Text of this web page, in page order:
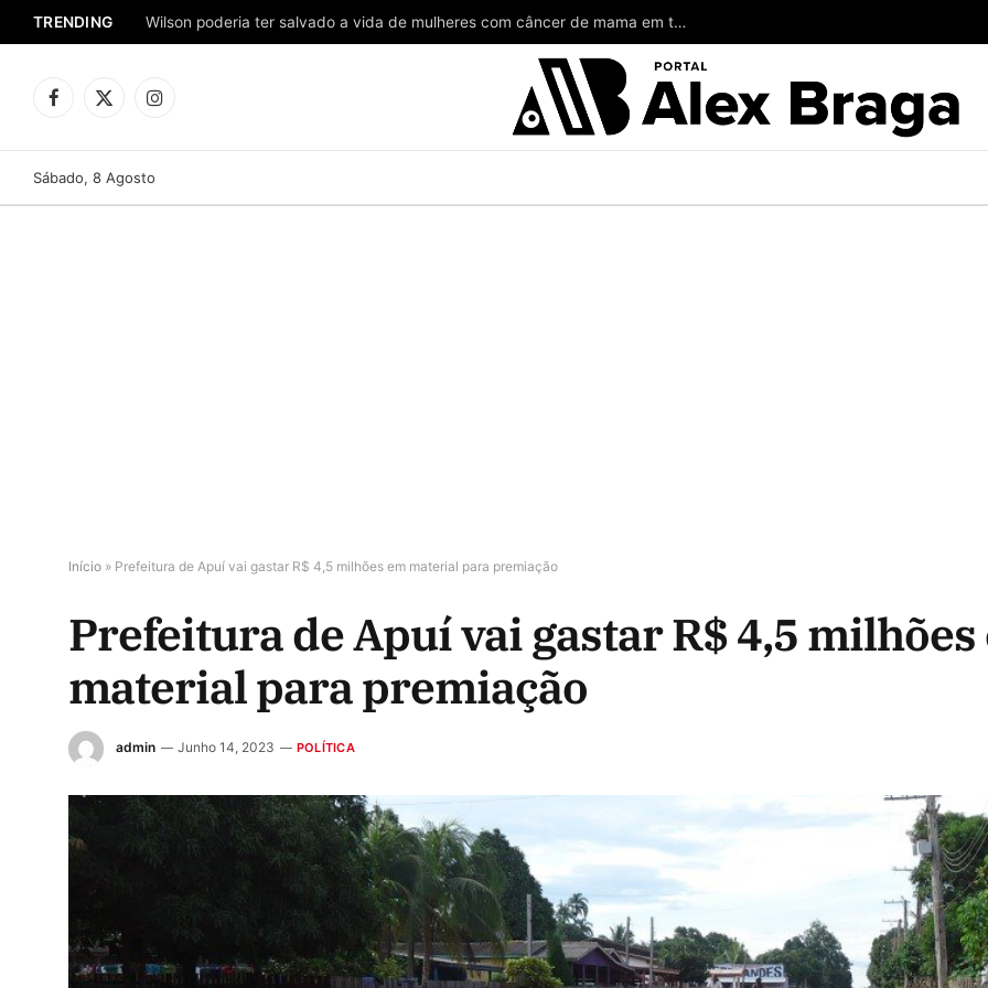
TRENDING Wilson poderia ter salvado a vida de mulheres com câncer de mama em todo o Amazonas
Facebook
X
Instagram
Sábado, 8 Agosto
Início » Prefeitura de Apuí vai gastar R$ 4,5 milhões em material para premiação
Prefeitura de Apuí vai gastar R$ 4,5 milhões
material para premiação
admin Junho 14, 2023 POLÍTICA